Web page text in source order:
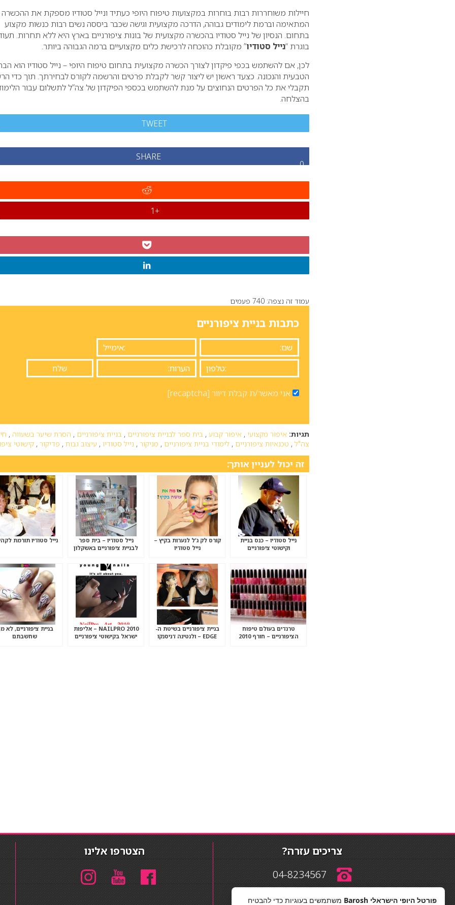
חיילות משוחררות רבות בוחרות במקצועות טיפוח היופי כעתיד ונייל סטודיו מספקת את ההכשרה
המתאימה וברמת לימודים גבוהה, הדרכה מקצועית וגישה שכבר ביססה נשים רבות כנשות מקצוע
בתחום. הנסיון של נייל סטודיו בהכשרה מקצועית של בונות ציפורניים בארץ היא ללא תחרות.
בוגרת “נייל סטודיו” מקובלת כהוכחה לרכישת כלים מקצועיים ברמה הגבוהה ביותר.
לכן, אם להשתמש בכפי פיקדון לצורך הכשרה מקצועית בתחום טיפוח היופי – נייל סטודיו הוא
הטבעית והנכונה. כצעד ראשון יש ליצור קשר לקבלת פרטים והרשמה לקורס לבחירתך. תוך כדי
תקבלי את כל הפרטים הנחוצים על מנת להשתמש בכספי הפיקדון של צה”ל לתשלום עבור
בהצלחה.
TWEET
SHARE
0
+1
עמוד זה נצפה: 740 פעמים
כתבות בניית ציפורניים
אני מאשר/ת קבלת דיוור [recaptcha]
תגיות: איפור מקצועי , איפור קבוע , בית ספר לבניית ציפורניים , בניית ציפורניים , הסרת שיער בשעווה ,
צה"ל , טכנאיות ציפורניים , לימודי בניית ציפורניים , מניקור , נייל סטודיו , עיצוב גבות , פדיקור , קישוטי
זה יכול לעניין אותך:
נייל סטודיו – כנס בניית
וקישוטי ציפורניים
קורס לק ג’ל לנערות בקיץ –
נייל סטודיו
נייל סטודיו – בית ספר
לבניית ציפורניים באשקלון
נייל סטודיו תורמת
טרנדים בעולם טיפוח
הציפורניים – חורף 2010
בניית ציפורניים בשיטת ה-
EDGE – ולנטינה דניסנקו
NAILPRO 2010 – אליפות
ישראל בקישוטי ציפורניים
בניית ציפורניים, לא
שחשבתם
צריכים עזרה?
04-8234567
הצטרפו אלינו
פורטל היופי הישראלי Barosh
משתמשים בעוגיות כדי להבטיח